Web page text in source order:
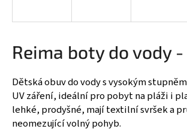
Reima boty do vody
Dětská obuv do vody s vysokým
UV záření, ideální pro pobyt na pláži i
lehké, prodyšné, mají textilní svršek a
neomezující volný pohyb.
í
t
?